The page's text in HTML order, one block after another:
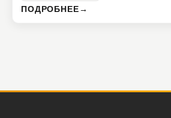
ПОДРОБНЕЕ→